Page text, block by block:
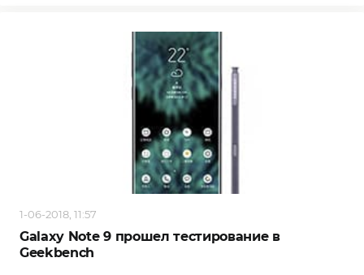
1-06-2018, 11:57
Galaxy Note 9 прошел тестирование в
Geekbench